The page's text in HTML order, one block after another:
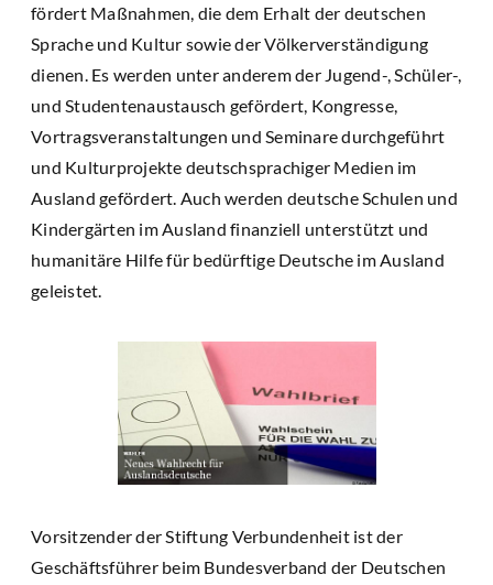
fördert Maßnahmen, die dem Erhalt der deutschen
Sprache und Kultur sowie der Völkerverständigung
dienen. Es werden unter anderem der Jugend-, Schüler-,
und Studentenaustausch gefördert, Kongresse,
Vortragsveranstaltungen und Seminare durchgeführt
und Kulturprojekte deutschsprachiger Medien im
Ausland gefördert. Auch werden deutsche Schulen und
Kindergärten im Ausland finanziell unterstützt und
humanitäre Hilfe für bedürftige Deutsche im Ausland
geleistet.
Vorsitzender der Stiftung Verbundenheit ist der
Geschäftsführer beim Bundesverband der Deutschen